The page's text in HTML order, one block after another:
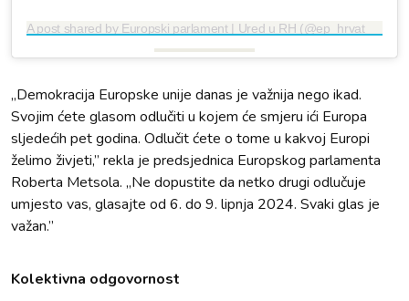
A post shared by Europski parlament | Ured u RH (@ep_hrvatska)
„Demokracija Europske unije danas je važnija nego ikad.
Svojim ćete glasom odlučiti u kojem će smjeru ići Europa
sljedećih pet godina. Odlučit ćete o tome u kakvoj Europi
želimo živjeti,” rekla je predsjednica Europskog parlamenta
Roberta Metsola. „Ne dopustite da netko drugi odlučuje
umjesto vas, glasajte od 6. do 9. lipnja 2024. Svaki glas je
važan.”
Kolektivna odgovornost